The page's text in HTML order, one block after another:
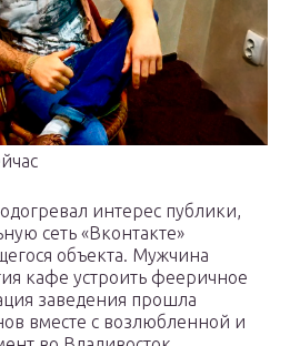
интерес публики,
сеть «Вконтакте»
объекта. Мужчина
кафе устроить фееричное
заведения прошла
вместе с возлюбленной и